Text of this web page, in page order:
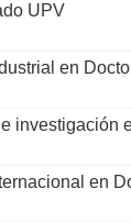
UPV
en
investigación
en